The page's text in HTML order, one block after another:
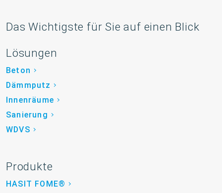
Das Wichtigste für Sie auf einen Blick
Lösungen
Beton
Dämmputz
Innenräume
Sanierung
WDVS
Produkte
HASIT FOME®